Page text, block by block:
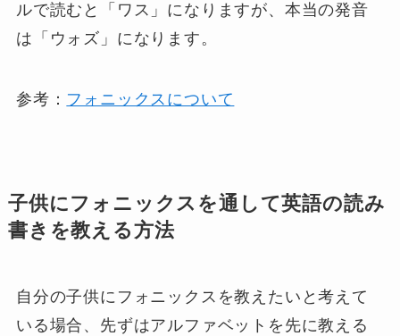
ルで読むと「ワス」になりますが、本当の発音
は「ウォズ」になります。
参考： フォニックスについて
子供にフォニックスを通して英語の読み
書きを教える方法
自分の子供にフォニックスを教えたいと考えて
いる場合、先ずはアルファベットを先に教える